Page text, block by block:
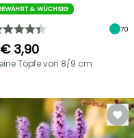
& WÜCHSIG
70
€ 3,90
Töpfe von 8/9 cm